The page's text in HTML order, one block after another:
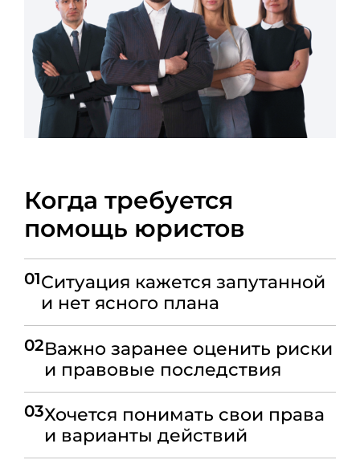
Когда требуется
помощь юристов
01Ситуация кажется запутанной
и нет ясного плана
02Важно заранее оценить риски
и правовые последствия
03Хочется понимать свои права
и варианты действий